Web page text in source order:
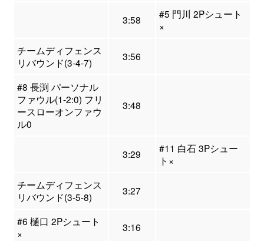
3:58
#5 門川 2Pシュート
×
チームディフェンス
リバウンド(3-4-7)
3:56
#8 長渕 パーソナル
ファウル(1-2:0) フリ
ースローオンファウ
ル0
3:48
3:29
#11 白石 3Pシュー
ト×
チームディフェンス
リバウンド(3-5-8)
3:27
#6 樋口 2Pシュート
×
3:16